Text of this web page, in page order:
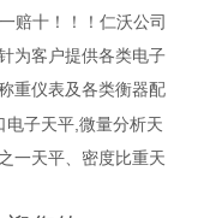
赔十！！！仁沃公司
为客户提供各类电子
重仪表及各类衡器配
电子天平,微量分析天
一天平、密度比重天